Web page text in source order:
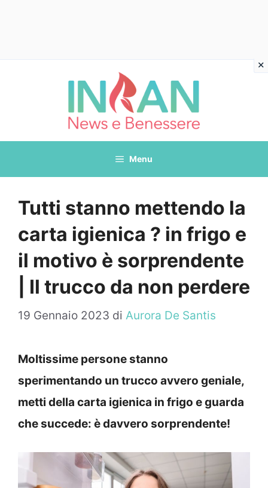
Menu
Tutti stanno mettendo la
carta igienica ? in frigo e
il motivo è sorprendente
| Il trucco da non perdere
19 Gennaio 2023 di Aurora De Santis
Moltissime persone stanno
sperimentando un trucco avvero geniale,
metti della carta igienica in frigo e guarda
che succede: è davvero sorprendente!